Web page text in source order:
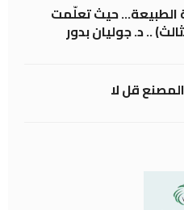
الطبيعة… حيث تعلّمت
.. د. جوليان بدور
قل لا